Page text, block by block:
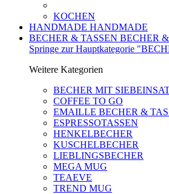
KOCHEN
HANDMADE HANDMADE
BECHER & TASSEN BECHER
Springe zur Hauptkategorie
Weitere Kategorien
BECHER MIT
COFFEE TO GO
EMAILLE BECHER &
ESPRESSOTASSEN
HENKELBECHER
KUSCHELBECHER
LIEBLINGSBECHER
MEGA MUG
TEAEVE
TREND MUG